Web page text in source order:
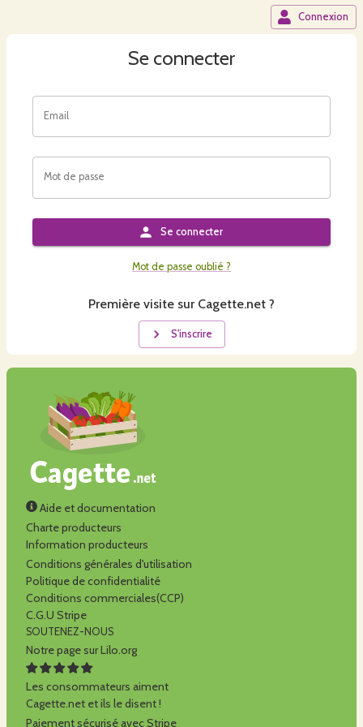
Connexion
Se connecter
Email
Mot de passe
Se connecter
Mot de passe oublié ?
Première visite sur Cagette.net ?
S'inscrire
Aide et documentation
Charte producteurs
Information producteurs
Conditions générales d'utilisation
Politique de confidentialité
Conditions commerciales(CCP)
C.G.U Stripe
SOUTENEZ-NOUS
Notre page sur Lilo.org
Les consommateurs aiment
Cagette.net et ils le disent !
Paiement sécurisé avec Stripe